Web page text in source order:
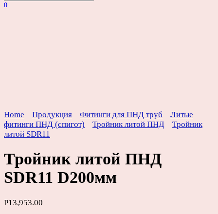
for:
0
Home Продукция Фитинги для ПНД труб
Литые
фитинги ПНД (спигот)
Тройник литой ПНД
Тройник
литой SDR11
Тройник литой ПНД
SDR11 D200мм
Р13,953.00